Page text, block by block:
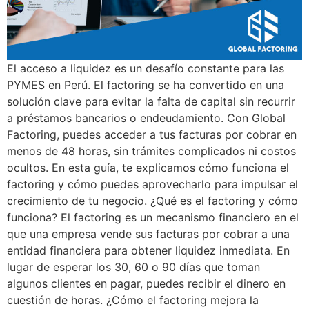
El acceso a liquidez es un desafío constante para las
PYMES en Perú. El factoring se ha convertido en una
solución clave para evitar la falta de capital sin recurrir
a préstamos bancarios o endeudamiento. Con Global
Factoring, puedes acceder a tus facturas por cobrar en
menos de 48 horas, sin trámites complicados ni costos
ocultos. En esta guía, te explicamos cómo funciona el
factoring y cómo puedes aprovecharlo para impulsar el
crecimiento de tu negocio. ¿Qué es el factoring y cómo
funciona? El factoring es un mecanismo financiero en el
que una empresa vende sus facturas por cobrar a una
entidad financiera para obtener liquidez inmediata. En
lugar de esperar los 30, 60 o 90 días que toman
algunos clientes en pagar, puedes recibir el dinero en
cuestión de horas. ¿Cómo el factoring mejora la